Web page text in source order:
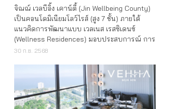
จิณณ์ เวลบีอิ้ง เคาน์ตี้ (Jin Wellbeing County)
เป็นคอนโดมิเนียมโลว์ไรส์ (สูง 7 ชั้น) ภายใต้
แนวคิดการพัฒนาแบบ เวลเนส เรสซิเดนซ์
(Wellness Residences) มอบประสบการณ์ การ
อยู่อาศัยเพื่อส่งเสริมความเป็นอยู่ที่ดี Jin
องค์รวมอย่างแท้จริง เป็นโครงการมิกซ์ยูสที่
ประกอบด้วย�
30 ก.ย. 2568